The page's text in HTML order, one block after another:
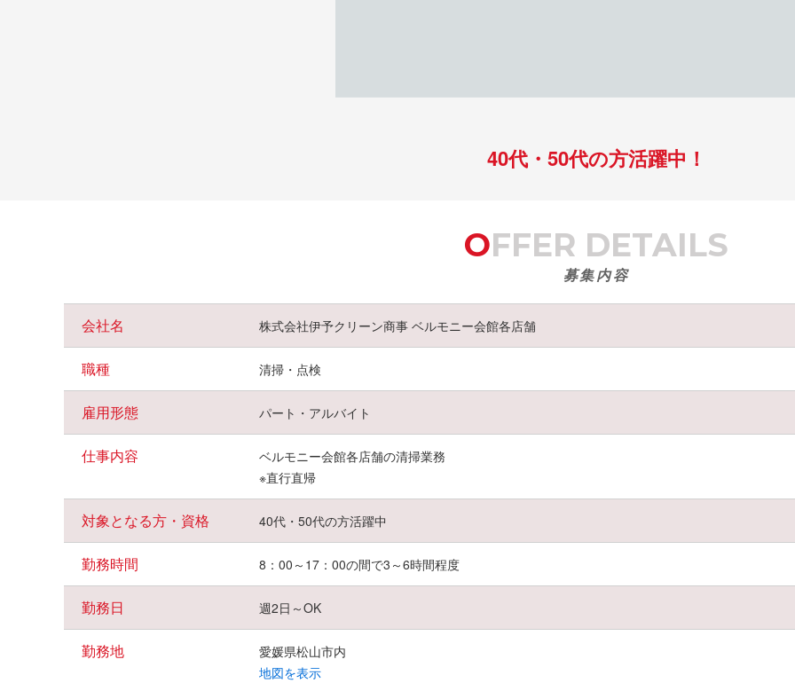
40代・50代の方活躍中！
OFFER DETAILS
募集内容
会社名 株式会社伊予クリーン商事 ベルモニー会館各店舗
職種 清掃・点検
雇用形態 パート・アルバイト
仕事内容
ベルモニー会館各店舗の清掃業務
※直行直帰
対象となる方・資格 40代・50代の方活躍中
勤務時間 8：00～17：00の間で3～6時間程度
勤務日 週2日～OK
勤務地
愛媛県松山市内
地図を表示